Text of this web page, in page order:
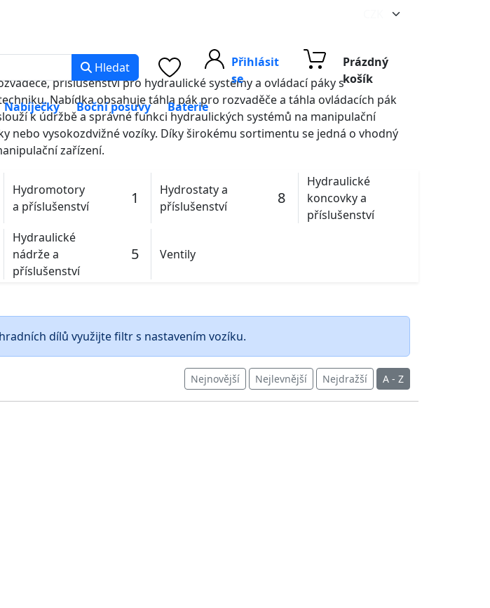
Hledat
Přihlásit
se
Prázdný
košík
Nabíječky Boční posuvy Baterie
příslušenství pro hydraulické systémy a ovládací páky s
Nabídka obsahuje táhla pák pro rozvaděče a táhla ovládacích pák
k údržbě a správné funkci hydraulických systémů na manipulační
nebo vysokozdvižné vozíky. Díky širokému sortimentu se jedná o vhodný
zařízení.
Hydromotory
a příslušenství
1
Hydrostaty a
příslušenství
8
Hydraulické
koncovky a
příslušenství
Hydraulické
nádrže a
příslušenství
5 Ventily
dílů využijte filtr s nastavením vozíku.
Nejnovější Nejlevnější Nejdražší A - Z